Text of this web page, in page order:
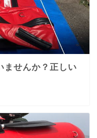
ませんか？正しい